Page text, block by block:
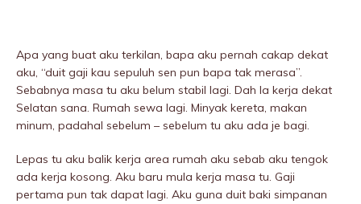
Apa yang buat aku terkilan, bapa aku pernah cakap dekat
aku, “duit gaji kau sepuluh sen pun bapa tak merasa”.
Sebabnya masa tu aku belum stabil lagi. Dah la kerja dekat
Selatan sana. Rumah sewa lagi. Minyak kereta, makan
minum, padahal sebelum – sebelum tu aku ada je bagi.
Lepas tu aku balik kerja area rumah aku sebab aku tengok
ada kerja kosong. Aku baru mula kerja masa tu. Gaji
pertama pun tak dapat lagi. Aku guna duit baki simpanan